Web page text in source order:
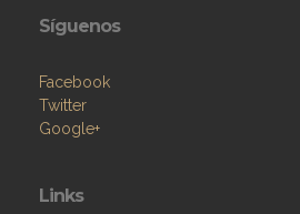
Síguenos
Facebook
Twitter
Google+
Links